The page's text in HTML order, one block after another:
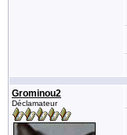
Grominou2
Déclamateur